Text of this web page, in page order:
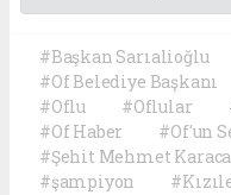
#Başkan Sarıalioğlu
#Of Belediye Başkanı
#Oflu
#Oflular
#Of Haber
#Of'un
#Şehit Mehmet Karaca
#şampiyon